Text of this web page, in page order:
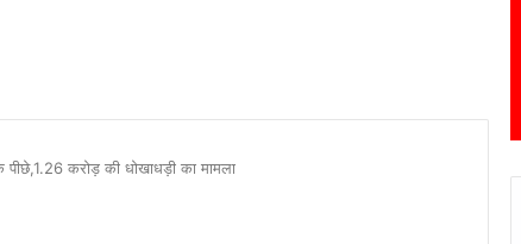
करोड़ की धोखाधड़ी का मामला